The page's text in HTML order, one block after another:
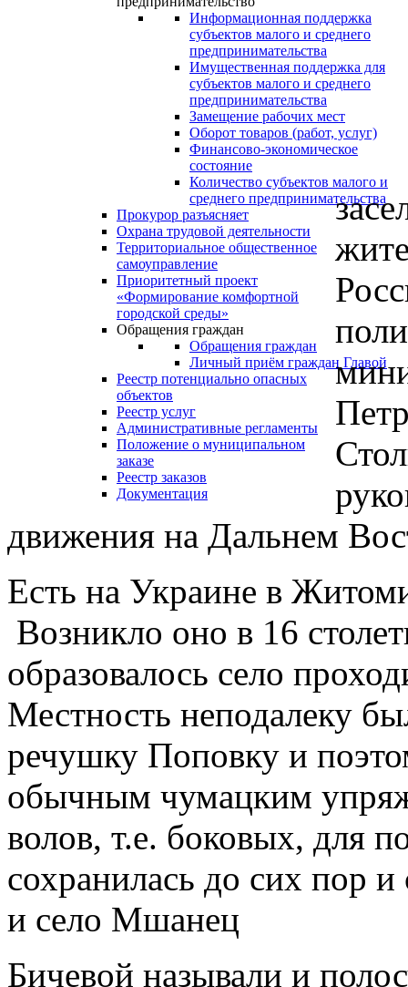
Информационная поддержка
субъектов малого и среднего
предпринимательства
Имущественная поддержка для
субъектов малого и среднего
предпринимательства
Замещение рабочих мест
Оборот товаров (работ, услуг)
Финансово-экономическое
состояние
Количество субъектов малого и
среднего предпринимательства
Прокурор разъясняет
Охрана трудовой деятельности
Территориальное общественное
самоуправление
Приоритетный проект
«Формирование комфортной
городской среды»
Обращения граждан
Обращения граждан
Личный приём граждан Главой
Реестр потенциально опасных
объектов
Реестр услуг
Административные регламенты
Положение о муниципальном
заказе
Реестр заказов
Документация
В
движения на Дальнем
Есть на Украине в
Возникло оно в 16
образовалось село
Местность неподалеку
речушку Поповку и
обычным чумацким
волов, т.е. боковых, для
сохранилась до сих пор
и село Мшанец
Бичевой называли и